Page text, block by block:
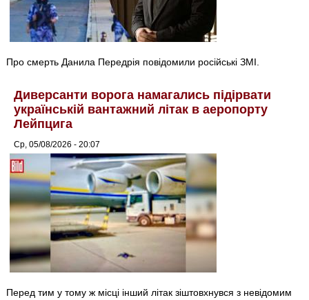
Про смерть Данила Передрія повідомили російські ЗМІ.
Диверсанти ворога намагались підірвати
українській вантажний літак в аеропорту
Лейпцига
Ср, 05/08/2026 - 20:07
Перед тим у тому ж місці інший літак зіштовхнувся з невідомим